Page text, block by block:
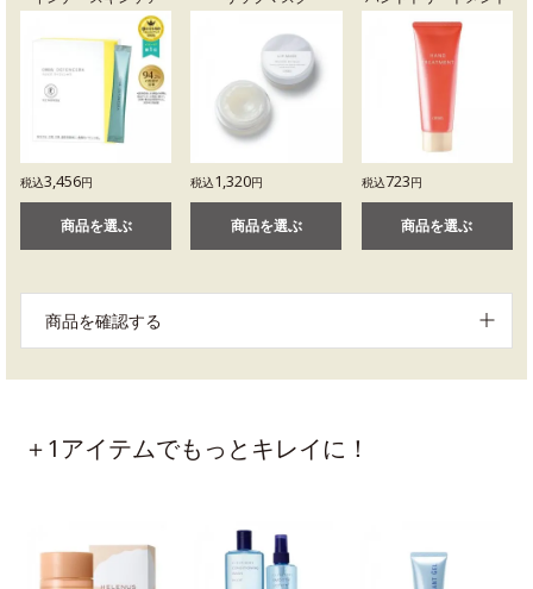
税込3,456円
商品を選ぶ
税込1,320円
商品を選ぶ
税込723円
商品を選ぶ
商品を確認する
＋1アイテムでもっとキレイに！